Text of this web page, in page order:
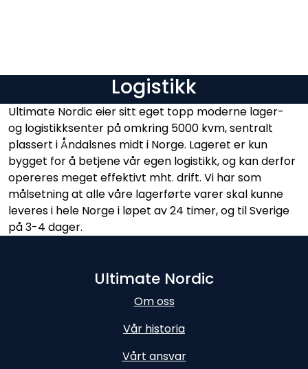
Logistikk
Ultimate Nordic eier sitt eget topp moderne lager-
og logistikksenter på omkring 5000 kvm, sentralt
plassert i Åndalsnes midt i Norge. Lageret er kun
bygget for å betjene vår egen logistikk, og kan derfor
opereres meget effektivt mht. drift. Vi har som
målsetning at alle våre lagerførte varer skal kunne
leveres i hele Norge i løpet av 24 timer, og til Sverige
på 3-4 dager.
Ultimate Nordic
Om oss
Vår historia
Vårt ansvar
Mediaportalen